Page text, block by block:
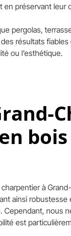
préservant leur
pergolas,
résultats
ou l’esthétique.
bois
à
ainsi
nous
est